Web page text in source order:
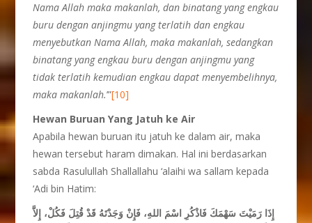
Nama Allah maka makanlah, dan binatang yang engkau
buru dengan anjingmu yang terlatih dan engkau
menyebutkan Nama Allah, maka makanlah, sedangkan
binatang yang engkau buru dengan anjingmu yang
tidak terlatih kemudian engkau dapat menyembelihnya,
maka makanlah.’”[10]
Hewan Buruan Yang Jatuh ke Air
Apabila hewan buruan itu jatuh ke dalam air, maka
hewan tersebut haram dimakan. Hal ini berdasarkan
sabda Rasulullah Shallallahu ‘alaihi wa sallam kepada
‘Adi bin Hatim:
إِذَا رَمَيْتَ سَهْمَكَ فَاذْكُرِ اسْمَ اللهِ، فَإِنْ وَجَدْتَهُ قَدْ قُتِلَ فَكُلْ، إِلاَّ